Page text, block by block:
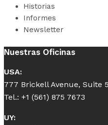
Historias
Informes
Newsletter
Nuestras Oficinas
USA:
777 Brickell Avenue, Suite
Tel.: +1 (561) 875 7673
UY: